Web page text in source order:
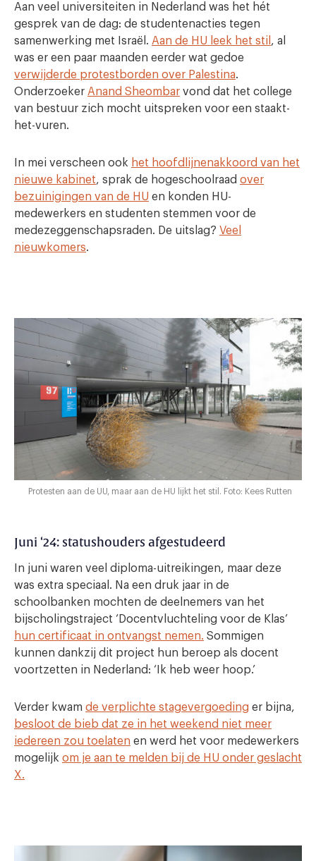
Aan veel universiteiten in Nederland was het hét
gesprek van de dag: de studentenacties tegen
samenwerking met Israël. Aan de HU leek het stil , al
was er een paar maanden eerder wat gedoe
verwijderde protestborden over Palestina.
Onderzoeker Anand Sheombar vond dat het college
van bestuur zich mocht uitspreken voor een staakt-
het-vuren.
In mei verscheen ook het hoofdlijnenakkoord van het
nieuwe kabinet, sprak de hogeschoolraad over
bezuinigingen van de HU en konden HU-
medewerkers en studenten stemmen voor de
medezeggenschapsraden. De uitslag? Veel
nieuwkomers.
Protesten aan de UU, maar aan de HU lijkt het stil. Foto: Kees Rutten
Juni ‘24: statushouders afgestudeerd
In juni waren veel diploma-uitreikingen, maar deze
was extra speciaal. Na een druk jaar in de
schoolbanken mochten de deelnemers van het
bijscholingstraject ‘Docentvluchteling voor de Klas’
hun certificaat in ontvangst nemen. Sommigen
kunnen dankzij dit project hun beroep als docent
voortzetten in Nederland: ‘Ik heb weer hoop.’
Verder kwam de verplichte stagevergoeding er bijna,
besloot de bieb dat ze in het weekend niet meer
iedereen zou toelaten en werd het voor medewerkers
mogelijk om je aan te melden bij de HU onder geslacht
X.